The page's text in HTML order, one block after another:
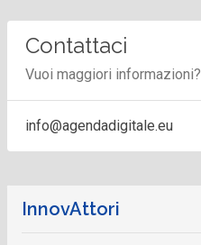
Contattaci
Vuoi maggiori informazioni?
info@agendadigitale.eu
InnovAttori